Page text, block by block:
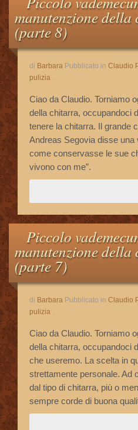
Le Vostre Email
Cookie Policy
Privacy Policy
manutenzione
(parte 8)
di Barbara Pubblicato in Claudio
pulizia .
Ciao da Claudio. Torniamo
della chitarra, occupandoci
tenere la chitarra. Il grande
Andreas Segovia disse una
come conservasse le sue
vivono con me”.
Piccolo
manutenzione
(parte 7)
di Barbara Pubblicato in Claudio
pulizia .
Ciao da Claudio. Torniamo
della chitarra, occupandoci
che useremo. La scelta in
strettamente personale. Ad
dal tipo di chitarra, più o
sempre corde di buona